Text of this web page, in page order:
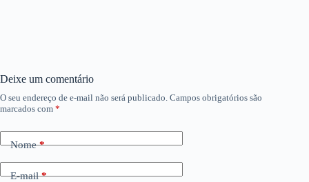
Deixe um comentário
O seu endereço de e-mail não será publicado. Campos obrigatórios são
marcados com *
Nome*
E-mail*